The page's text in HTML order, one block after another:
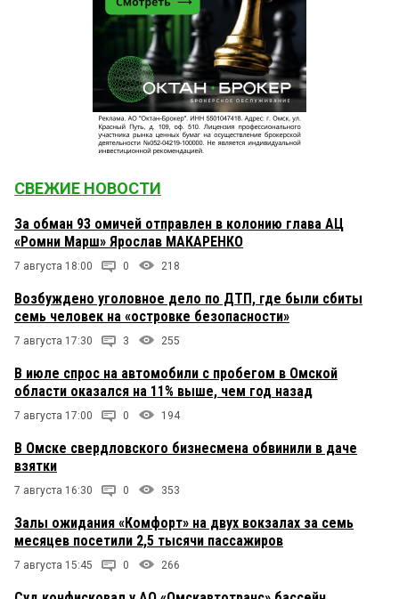
СВЕЖИЕ НОВОСТИ
За обман 93 омичей отправлен в колонию глава АЦ
«Ромни Марш» Ярослав МАКАРЕНКО
7 августа 18:00 0 218
Возбуждено уголовное дело по ДТП, где были сбиты
семь человек на «островке безопасности»
7 августа 17:30 3 255
В июле спрос на автомобили с пробегом в Омской
области оказался на 11% выше, чем год назад
7 августа 17:00 0 194
В Омске свердловского бизнесмена обвинили в даче
взятки
7 августа 16:30 0 353
Залы ожидания «Комфорт» на двух вокзалах за семь
месяцев посетили 2,5 тысячи пассажиров
7 августа 15:45 0 266